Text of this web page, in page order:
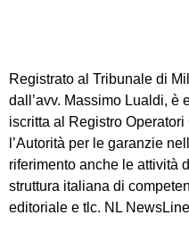
Registrato al Tribunale di
dall’avv. Massimo Lualdi, è
iscritta al Registro
l’Autorità per le garanzie
riferimento anche le attività
struttura italiana di
editoriale e tlc. NL